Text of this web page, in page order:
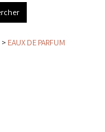
> EAUX DE PARFUM